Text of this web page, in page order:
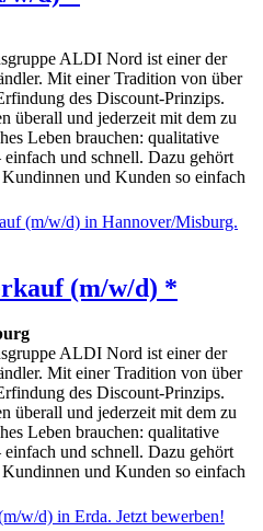
ALDI Nord ist einer der
Mit einer Tradition von über
des Discount-Prinzips.
überall und jederzeit mit dem zu
Leben brauchen: qualitative
und schnell. Dazu gehört
und Kunden so einfach
(m/w/d) *
ALDI Nord ist einer der
Mit einer Tradition von über
des Discount-Prinzips.
überall und jederzeit mit dem zu
Leben brauchen: qualitative
und schnell. Dazu gehört
und Kunden so einfach